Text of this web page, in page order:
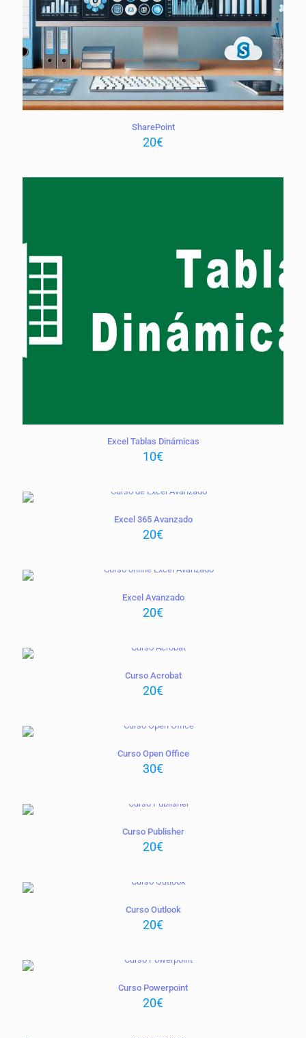
SharePoint
20€
Excel Tablas Dinámicas
10€
Excel 365 Avanzado
20€
Excel Avanzado
20€
Curso Acrobat
20€
Curso Open Office
30€
Curso Publisher
20€
Curso Outlook
20€
Curso Powerpoint
20€